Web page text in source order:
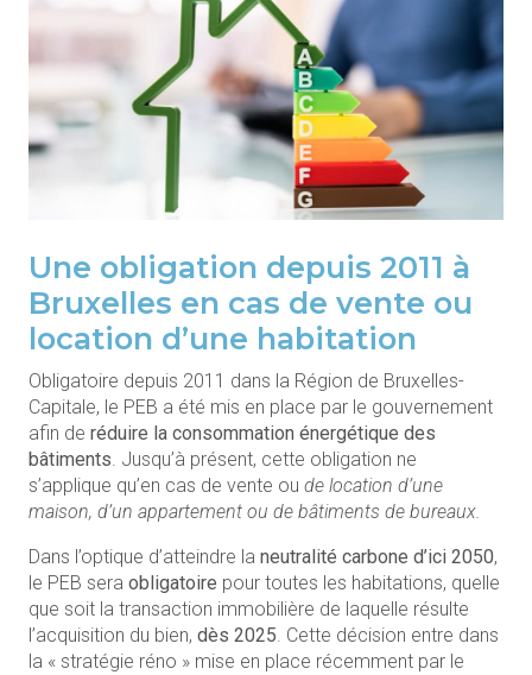
Une obligation depuis 2011 à
Bruxelles en cas de vente ou
location d’une habitation
Obligatoire depuis 2011 dans la Région de Bruxelles-
Capitale, le PEB a été mis en place par le gouvernement
afin de réduire la consommation énergétique des
bâtiments. Jusqu’à présent, cette obligation ne
s’applique qu’en cas de vente ou de location d’une
maison, d’un appartement ou de bâtiments de bureaux.
Dans l’optique d’atteindre la neutralité carbone d’ici 2050,
le PEB sera obligatoire pour toutes les habitations, quelle
que soit la transaction immobilière de laquelle résulte
l’acquisition du bien, dès 2025. Cette décision entre dans
la « stratégie réno » mise en place récemment par le